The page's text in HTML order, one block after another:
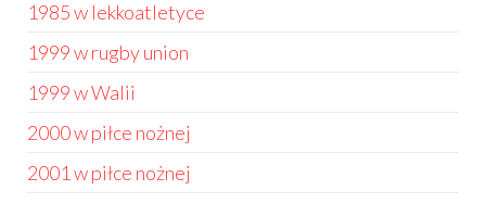
1985 w lekkoatletyce
1999 w rugby union
1999 w Walii
2000 w piłce nożnej
2001 w piłce nożnej